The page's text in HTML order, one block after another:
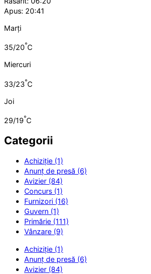
Apus: 20:41
Marți
35/20°C
Miercuri
33/23°C
Joi
29/19°C
Categorii
Achiziție (1)
Anunț de presă (6)
Avizier (84)
Concurs (1)
Furnizori (16)
Guvern (1)
Primărie (111)
Vânzare (9)
Achiziție (1)
Anunț de presă (6)
Avizier (84)